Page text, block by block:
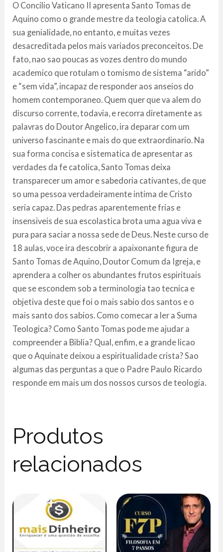
O Concilio Vaticano II apresenta Santo Tomas de
Aquino como o grande mestre da teologia catolica. A
sua genialidade, no entanto, e muitas vezes
desacreditada pelos mais variados preconceitos. De
fato, nao sao poucas as vozes dentro do mundo
academico que rotulam o tomismo de sistema “arido”
e “sem vida”, incapaz de responder aos anseios do
homem contemporaneo. Quem quer que va alem do
discurso corrente, todavia, e recorra diretamente as
palavras do Doutor Angelico, ira deparar com um
universo fascinante e mais do que extraordinario. Na
sua forma concisa e sistematica de apresentar as
verdades da fe catolica, Santo Tomas deixa
transparecer um amor e sabedoria cativantes, de que
so uma pessoa verdadeiramente intima de Cristo
seria capaz. Das pedras aparentemente frias e
insensiveis de sua escolastica brota uma agua viva e
pura para saciar a nossa sede de Deus. Neste curso de
18 aulas, voce ira descobrir a apaixonante figura de
Santo Tomas de Aquino, Doutor Comum da Igreja, e
aprendera a colher os abundantes frutos espirituais
que se escondem sob a terminologia tao tecnica e
objetiva deste que foi o mais sabio dos santos e o
mais santo dos sabios. Como comecar a ler a Suma
Teologica? Como Santo Tomas pode me ajudar a
compreender a Biblia? Qual, enfim, e a grande licao
que o Aquinate deixou a espiritualidade crista? Sao
algumas das perguntas a que o Padre Paulo Ricardo
responde em mais um dos nossos cursos de teologia.
Produtos
relacionados